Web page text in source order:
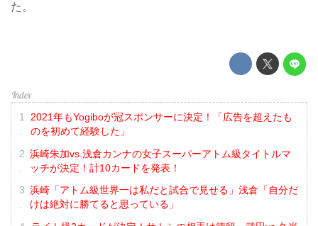
た。
2021年もYogiboが冠スポンサーに決定！「広告を超えたも
のを初めて経験した」
浜崎朱加vs.浅倉カンナの女子スーパーアトム級タイトルマ
ッチが決定！計10カードを発表！
浜崎「アトム級世界一は私だと試合で見せる」浅倉「自分だ
けは絶対に勝てると思っている」